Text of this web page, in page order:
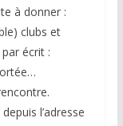
à donner :
clubs et
écrit :
l’adresse